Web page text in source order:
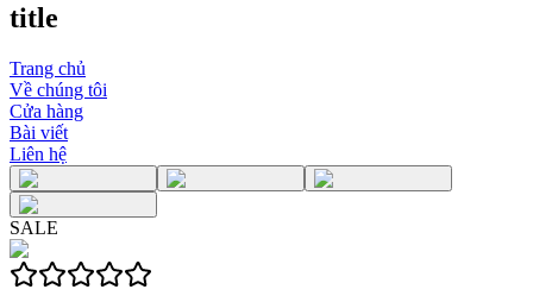
title
Trang chủ
Về chúng tôi
Cửa hàng
Bài viết
Liên hệ
SALE